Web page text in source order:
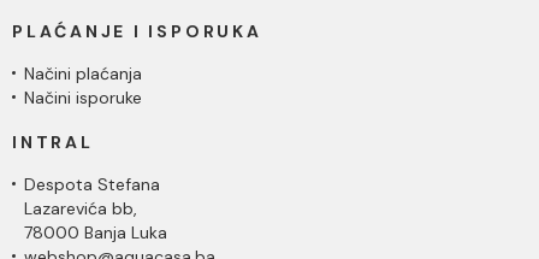
PLAĆANJE I ISPORUKA
Načini plaćanja
Načini isporuke
INTRAL
Despota Stefana
Lazarevića bb,
78000 Banja Luka